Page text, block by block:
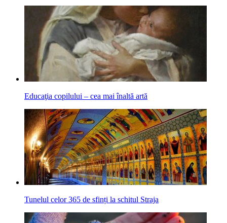
Educaţia copilului – cea mai înaltă artă
Tunelul celor 365 de sfinți la schitul Straja